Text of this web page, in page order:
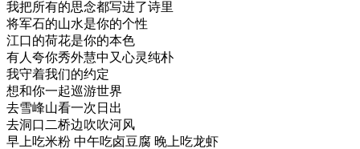
我把所有的思念都写进了诗里
将军石的山水是你的个性
江口的荷花是你的本色
有人夸你秀外慧中又心灵纯朴
我守着我们的约定
想和你一起巡游世界
去雪峰山看一次日出
去洞口二桥边吹吹河风
早上吃米粉 中午吃卤豆腐 晚上吃龙虾